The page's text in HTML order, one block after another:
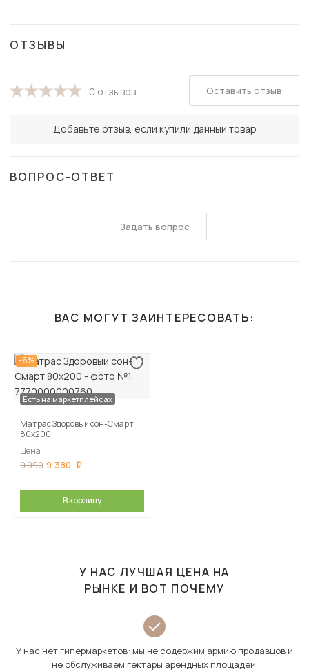
ОТЗЫВЫ
0 отзывов
Добавьте отзыв, если купили данный товар
Оставить отзыв
ВОПРОС-ОТВЕТ
Задать вопрос
ВАС МОГУТ ЗАИНТЕРЕСОВАТЬ:
-6%
Есть на маркетплейсах
Матрас Здоровый сон-Смарт
80х200
Цена
9 990 9 380
В корзину
У НАС ЛУЧШАЯ ЦЕНА НА
РЫНКЕ И ВОТ ПОЧЕМУ
У нас нет гипермаркетов: мы не содержим армию продавцов и
не обслуживаем гектары арендных площадей.